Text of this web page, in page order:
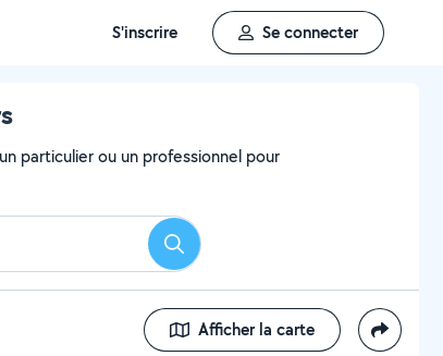
S'inscrire Se connecter
particulier ou un professionnel pour
Rechercher
Afficher la carte